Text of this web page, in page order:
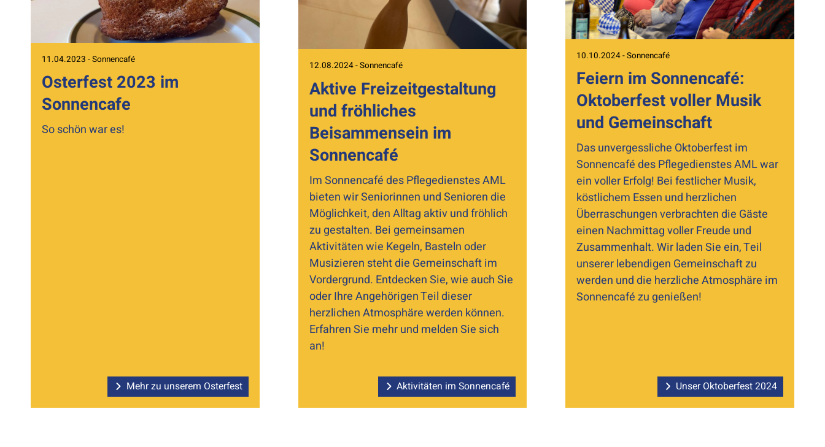
11.04.2023 - Sonnencafé
Osterfest 2023 im
Sonnencafe
So schön war es!
Mehr zu unserem Osterfest
12.08.2024 - Sonnencafé
Aktive Freizeitgestaltung
und fröhliches
Beisammensein im
Sonnencafé
Im Sonnencafé des Pflegedienstes AML
bieten wir Seniorinnen und Senioren die
Möglichkeit, den Alltag aktiv und fröhlich
zu gestalten. Bei gemeinsamen
Aktivitäten wie Kegeln, Basteln oder
Musizieren steht die Gemeinschaft im
Vordergrund. Entdecken Sie, wie auch Sie
oder Ihre Angehörigen Teil dieser
herzlichen Atmosphäre werden können.
Erfahren Sie mehr und melden Sie sich
an!
Aktivitäten im Sonnencafé
10.10.2024 - Sonnencafé
Feiern im Sonnencafé:
Oktoberfest voller Musik
und Gemeinschaft
Das unvergessliche Oktoberfest im
Sonnencafé des Pflegedienstes AML war
ein voller Erfolg! Bei festlicher Musik,
köstlichem Essen und herzlichen
Überraschungen verbrachten die Gäste
einen Nachmittag voller Freude und
Zusammenhalt. Wir laden Sie ein, Teil
unserer lebendigen Gemeinschaft zu
werden und die herzliche Atmosphäre im
Sonnencafé zu genießen!
Unser Oktoberfest 2024